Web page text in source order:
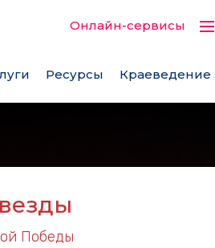
Онлайн-сервисы
Ресурсы Краеведение
Победы